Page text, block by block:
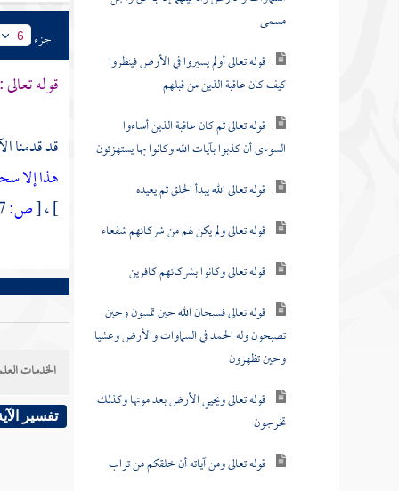
مسمى
قوله تعالى أولم يسيروا في الأرض فينظروا
كيف كان عاقبة الذين من قبلهم
قوله تعالى ثم كان عاقبة الذين أساءوا
السوءى أن كذبوا بآيات الله وكانوا بها يستهزئون
قوله تعالى الله يبدأ الخلق ثم يعيده
قوله تعالى ولم يكن لهم من شركائهم شفعاء
قوله تعالى وكانوا بشركائهم كافرين
قوله تعالى فسبحان الله حين تمسون وحين
تصبحون وله الحمد في السماوات والأرض وعشيا
وحين تظهرون
قوله تعالى ويحيي الأرض بعد موتها وكذلك
تخرجون
قوله تعالى ومن آياته أن خلقكم من تراب
جزء 6
قوله تعالى :
قد قدمنا
هذا إلا
] ،[ص:
الخدمات
تفسير